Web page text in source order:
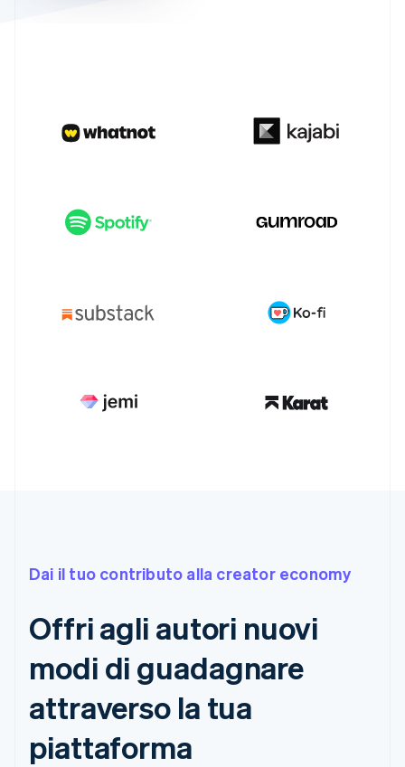
Dai il tuo contributo alla creator economy
Offri agli autori nuovi
modi di guadagnare
attraverso la tua
piattaforma